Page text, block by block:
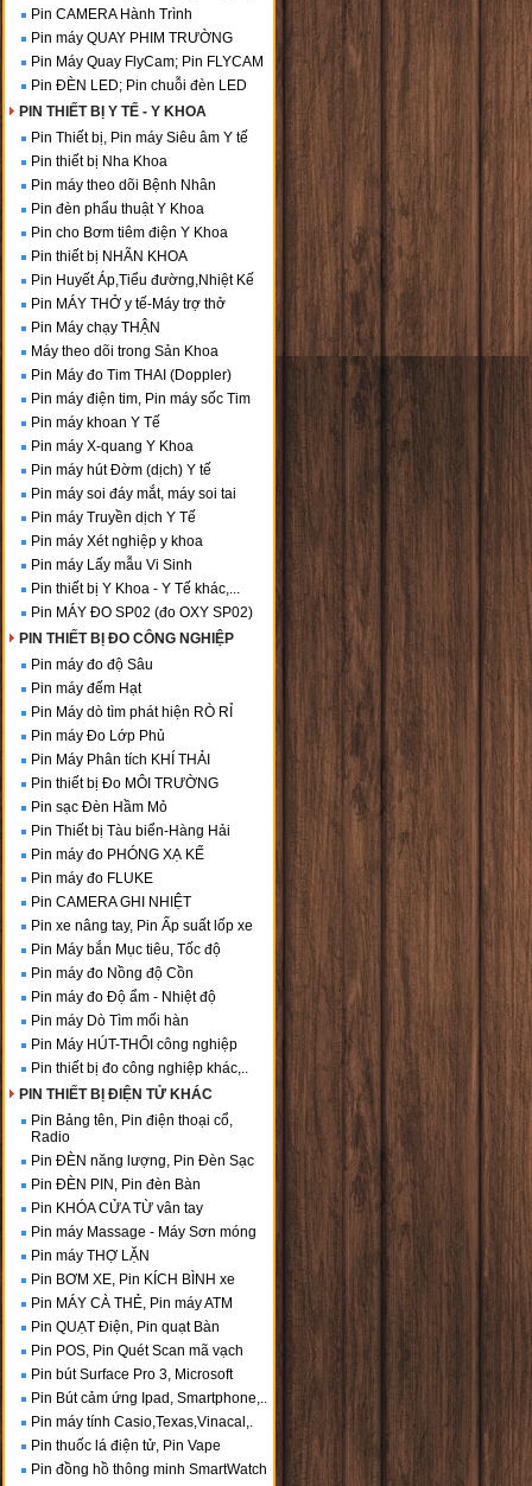
Pin CAMERA Hành Trình
Pin máy QUAY PHIM TRƯỜNG
Pin Máy Quay FlyCam; Pin FLYCAM
Pin ĐÈN LED; Pin chuỗi đèn LED
PIN THIẾT BỊ Y TẾ - Y KHOA
Pin Thiết bị, Pin máy Siêu âm Y tế
Pin thiết bị Nha Khoa
Pin máy theo dõi Bệnh Nhân
Pin đèn phẩu thuật Y Khoa
Pin cho Bơm tiêm điện Y Khoa
Pin thiết bị NHÃN KHOA
Pin Huyết Áp,Tiểu đường,Nhiệt Kế
Pin MÁY THỞ y tế-Máy trợ thở
Pin Máy chạy THẬN
Máy theo dõi trong Sản Khoa
Pin Máy đo Tim THAI (Doppler)
Pin máy điện tim, Pin máy sốc Tim
Pin máy khoan Y Tế
Pin máy X-quang Y Khoa
Pin máy hút Đờm (dịch) Y tế
Pin máy soi đáy mắt, máy soi tai
Pin máy Truyền dịch Y Tế
Pin máy Xét nghiệp y khoa
Pin máy Lấy mẫu Vi Sinh
Pin thiết bị Y Khoa - Y Tế khác,...
Pin MÁY ĐO SP02 (đo OXY SP02)
PIN THIẾT BỊ ĐO CÔNG NGHIỆP
Pin máy đo độ Sâu
Pin máy đếm Hạt
Pin Máy dò tìm phát hiện RÒ RỈ
Pin máy Đo Lớp Phủ
Pin Máy Phân tích KHÍ THẢI
Pin thiết bị Đo MÔI TRƯỜNG
Pin sạc Đèn Hầm Mỏ
Pin Thiết bị Tàu biển-Hàng Hải
Pin máy đo PHÓNG XẠ KẾ
Pin máy đo FLUKE
Pin CAMERA GHI NHIỆT
Pin xe nâng tay, Pin Ấp suất lốp xe
Pin Máy bắn Mục tiêu, Tốc độ
Pin máy đo Nồng độ Cồn
Pin máy đo Độ ẩm - Nhiệt độ
Pin máy Dò Tìm mối hàn
Pin Máy HÚT-THỔI công nghiệp
Pin thiết bị đo công nghiệp khác,..
PIN THIẾT BỊ ĐIỆN TỬ KHÁC
Pin Bảng tên, Pin điện thoại cổ,
Radio
Pin ĐÈN năng lượng, Pin Đèn Sạc
Pin ĐÈN PIN, Pin đèn Bàn
Pin KHÓA CỬA TỪ vân tay
Pin máy Massage - Máy Sơn móng
Pin máy THỢ LẶN
Pin BƠM XE, Pin KÍCH BÌNH xe
Pin MÁY CÀ THẺ, Pin máy ATM
Pin QUẠT Điện, Pin quạt Bàn
Pin POS, Pin Quét Scan mã vạch
Pin bút Surface Pro 3, Microsoft
Pin Bút cảm ứng Ipad, Smartphone,..
Pin máy tính Casio,Texas,Vinacal,.
Pin thuốc lá điện tử, Pin Vape
Pin đồng hồ thông minh SmartWatch